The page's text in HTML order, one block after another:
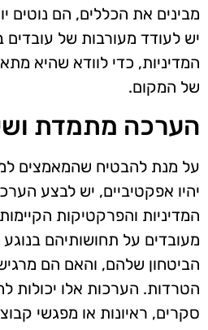
מבינים את הכללים, הם נוטים
יש לעודד מעורבות של
המדיניות, כדי לוודא שהיא
של המקום.
הערכה מתמדת
על מנת להבטיח שהמאמצים
יהיו אפקטיביים, יש לבצע
המדיניות והפרקטיקות
מעובדים על תחושותיהם
הביטחון שלהם, והאם הם
הטרדות. הערכות אלו יכולות
סקרים, ראיונות או מפגשי